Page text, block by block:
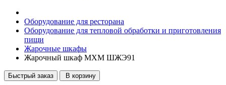
Оборудование для ресторана
Оборудование для тепловой обработки и приготовления
пищи
Жарочные шкафы
Жарочный шкаф МХМ ШЖЭ91
Быстрый заказ В корзину